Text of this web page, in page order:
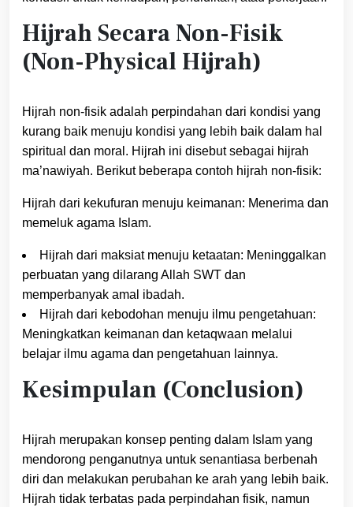
Hijrah Secara Non-Fisik
(Non-Physical Hijrah)
Hijrah non-fisik adalah perpindahan dari kondisi yang
kurang baik menuju kondisi yang lebih baik dalam hal
spiritual dan moral. Hijrah ini disebut sebagai hijrah
ma’nawiyah. Berikut beberapa contoh hijrah non-fisik:
Hijrah dari kekufuran menuju keimanan: Menerima dan
memeluk agama Islam.
Hijrah dari maksiat menuju ketaatan: Meninggalkan
perbuatan yang dilarang Allah SWT dan
memperbanyak amal ibadah.
Hijrah dari kebodohan menuju ilmu pengetahuan:
Meningkatkan keimanan dan ketaqwaan melalui
belajar ilmu agama dan pengetahuan lainnya.
Kesimpulan (Conclusion)
Hijrah merupakan konsep penting dalam Islam yang
mendorong penganutnya untuk senantiasa berbenah
diri dan melakukan perubahan ke arah yang lebih baik.
Hijrah tidak terbatas pada perpindahan fisik, namun